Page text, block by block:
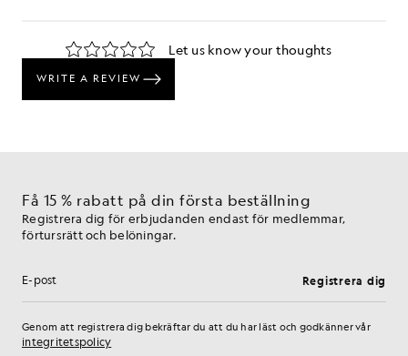
Få 15 % rabatt på din första beställning
Registrera dig för erbjudanden endast för medlemmar,
förtursrätt och belöningar.
E-postadress Registrera dig
Genom att registrera dig bekräftar du att du har läst och godkänner vår
integritetspolicy